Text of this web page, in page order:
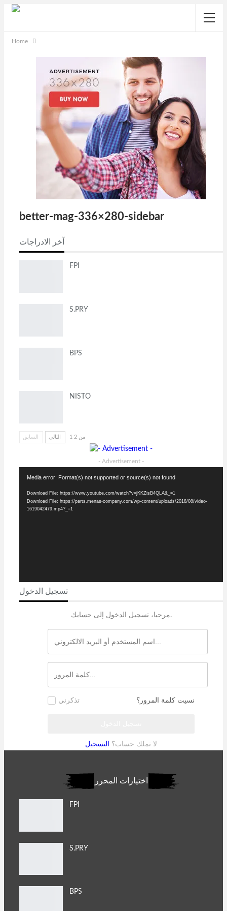
Home
better-mag-336×280-sidebar
آخر الادراجات
FPI
S.PRY
BPS
NISTO
السابق التالي 1 من 2
- Advertisement -
Media error: Format(s) not supported or source(s) not found
Download File: https://www.youtube.com/watch?v=jKKZisB4QLA&_=1
Download File: https://parts.menas-company.com/wp-content/uploads/2018/08/video-
1619042479.mp4?_=1
تسجيل الدخول
مرحبا، تسجيل الدخول إلى حسابك.
نسيت كلمة المرور؟ تذكرني
لا تملك حساب؟ التسجيل
اختيارات المحرر
FPI
S.PRY
BPS